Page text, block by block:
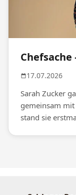
Chefsache
17.07.2026
Sarah Zucker
gemeinsam
stand sie